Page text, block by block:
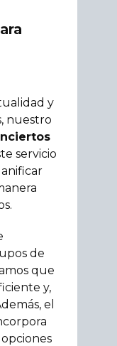
y
nuestro
servicio
de
que
y,
el